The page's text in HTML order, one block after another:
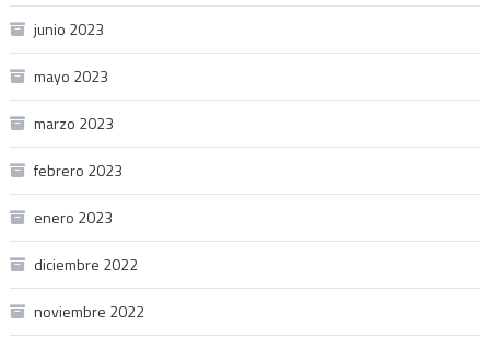
junio 2023
mayo 2023
marzo 2023
febrero 2023
enero 2023
diciembre 2022
noviembre 2022